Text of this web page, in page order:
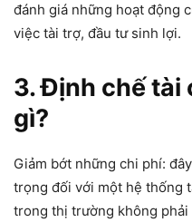
đánh giá những hoạt động
việc tài trợ, đầu tư sinh lợi.
3. Định chế tài
gì?
Giảm bớt những chi phí:
trọng đối với một hệ thống
trong thị trường không